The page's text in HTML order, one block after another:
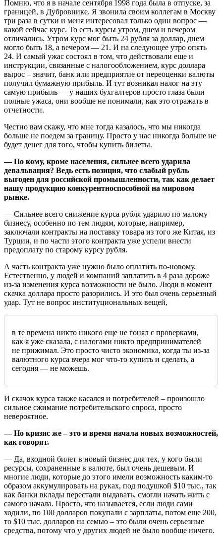
Помню, что я в начале сентября 1998 года была в отпуске, за
границей, в Дубровнике. Я звонила своим коллегам в Москву
три раза в сутки и меня интересовал только один вопрос —
какой сейчас курс. То есть курсы утром, днем и вечером
отличались. Утром курс мог быть 24 рубля за доллар, днем
могло быть 18, а вечером — 21. И на следующее утро опять
24. И самый ужас состоял в том, что действовали еще и
инструкции, связанные с налогообложением, курс доллара
вырос – значит, банк или предприятие от переоценки валюты
получил бумажную прибыль. И тут возникал налог на эту
самую прибыль — у наших бухгалтеров просто глаза были
полные ужаса, они вообще не понимали, как это отражать в
отчетности.
Честно вам скажу, что мне тогда казалось, что мы никогда
больше не поедем за границу. Просто у нас никогда больше не
будет денег для того, чтобы купить билеты.
— По кому, кроме населения, сильнее всего ударила
девальвация? Ведь есть позиция, что слабый рубль
выгоден для российской промышленности, так как делает
нашу продукцию конкурентноспособной на мировом
рынке.
— Сильнее всего снижение курса рубля ударило по малому
бизнесу, особенно по тем людям, которые, например,
заключали контракты на поставку товара из того же Китая, из
Турции, и по части этого контракта уже успели внести
предоплату по старому курсу рубля.
А часть контракта уже нужно было оплатить по-новому.
Естественно, у людей и компаний заплатить в 4 раза дороже
из-за изменения курса возможности не было. Люди в момент
скачка доллара просто разорились. И это был очень серьезный
удар. Тут не вопрос институциональных вещей,
в те времена никто никого еще не гонял с проверками,
как я уже сказала, с налогами никто предпринимателей
не прижимал. Это просто чисто экономика, когда ты из-за
валютного курса вчера мог что-то купить и сделать, а
сегодня — не можешь.
И скачок курса также касался и потребителей – произошло
сильное сжимание потребительского спроса, просто
невероятное.
— Но кризис же – это и время начала новых возможностей,
как говорят.
— Да, входной билет в новый бизнес для тех, у кого были
ресурсы, сохраненные в валюте, был очень дешевым. И
многие люди, которые до этого имели возможность каким-то
образом аккумулировать на руках, под подушкой $10 тыс., так
как банки вклады перестали выдавать, смогли начать жить с
самого начала. Просто, что называется, если люди сами
ходили, по 100 долларов покупали с зарплаты, потом еще 200,
то $10 тыс. долларов на семью – это были очень серьезные
средства, потому что у других людей не было вообще ничего.